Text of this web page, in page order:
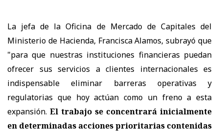
La jefa de la Oficina de Mercado de Capitales del
Ministerio de Hacienda, Francisca Alamos, subrayó que
"para que nuestras instituciones financieras puedan
ofrecer sus servicios a clientes internacionales es
indispensable eliminar barreras operativas y
regulatorias que hoy actúan como un freno a esta
expansión. El trabajo se concentrará inicialmente
en determinadas acciones prioritarias contenidas